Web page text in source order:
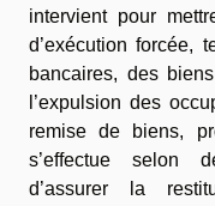
intervient pour
d’exécution forcée,
bancaires, des
l’expulsion des
remise de biens,
s’effectue selon
d’assurer la